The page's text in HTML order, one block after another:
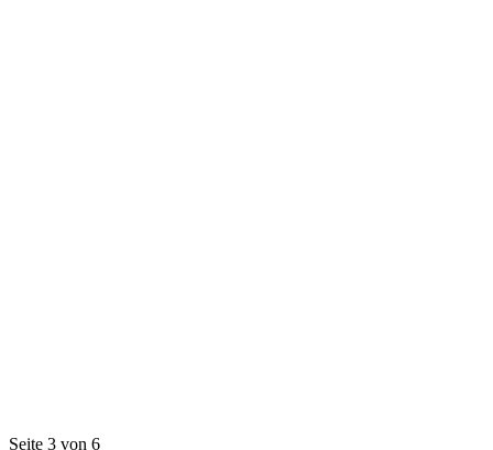
Seite 3 von 6